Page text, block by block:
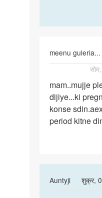
meenu guleria...
please
advice
mam..mujje
dijiye...ki
konse
period kitne
Auntyji
शुक्र,
In